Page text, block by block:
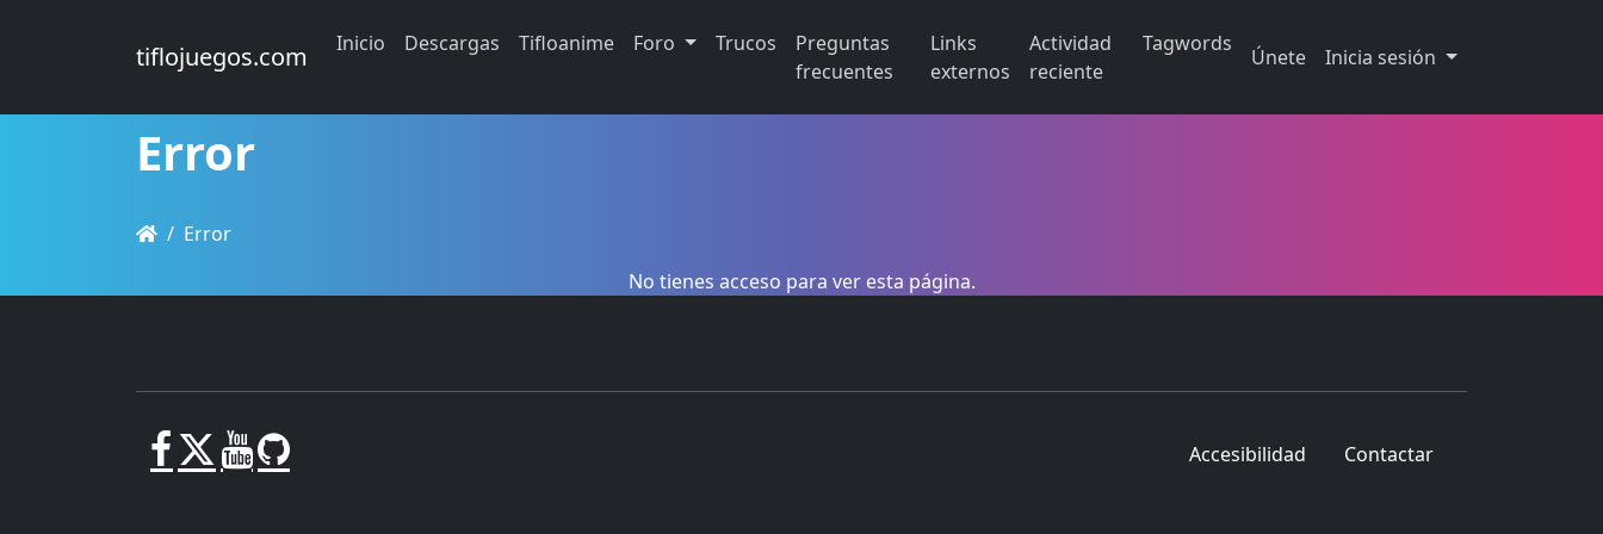
tiflojuegos.com Inicio Descargas Tifloanime Foro Trucos
Preguntas
frecuentes
Links
externos
Actividad
reciente
Tagwords
Únete Inicia sesión
Error
Error
No tienes acceso para ver esta página.
Accesibilidad Contactar